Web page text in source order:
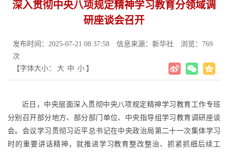
深入贯彻中央八项规定精神学习教育分领域调
研座谈会召开
发布时间：2025-07-21 08:37:58 信息来源：新华社
浏览：769
次
【字体大小：
大 中 小 】
近日，中央层面深入贯彻中央八项规定精神学习教育工作专班
分别召开部分地方、部分部门单位、中央指导组学习教育调研座谈
会。会议学习贯彻习近平总书记在中央政治局第二十一次集体学习
时的重要讲话精神，就推进学习教育整改整治、抓紧抓细后续工